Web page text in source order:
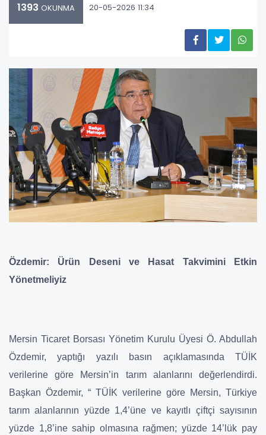
1393 OKUNMA 20-05-2026 11:34
Özdemir: Ürün Deseni ve Hasat Takvimini Etkin
Yönetmeliyiz
Mersin Ticaret Borsası Yönetim Kurulu Üyesi Ö. Abdullah
Özdemir, yaptığı yazılı basın açıklamasında TÜİK
verilerine göre Mersin’in tarım alanlarını değerlendirdi.
Başkan Özdemir, “ TÜİK verilerine göre Mersin, Türkiye
tarım alanlarının yüzde 1,4’üne ve kayıtlı çiftçi sayısının
yüzde 1,8’ine sahip olmasına rağmen; yüzde 14’lük pay